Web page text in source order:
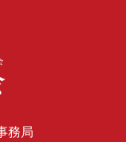
務局